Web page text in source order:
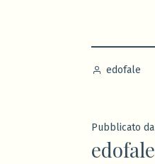
Pubblicato
edofale
Pubblicato da
edofale